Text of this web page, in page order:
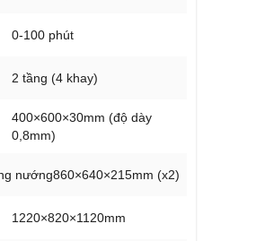
0-100 phút
2 tầng (4 khay)
400×600×30mm (độ dày
0,8mm)
nướng860×640×215mm (x2)
1220×820×1120mm